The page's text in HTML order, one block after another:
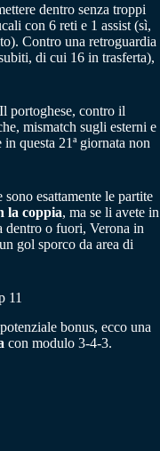
dentro senza troppi
con 6 reti e 1 assist (sì,
Contro una retroguardia
di cui 16 in trasferta),
portoghese, contro il
mismatch sugli esterni e
questa 21ª giornata non
sono esattamente le partite
la coppia, ma se li avete in
dentro o fuori, Verona in
gol sporco da area di
11
bonus, ecco una
con modulo 3-4-3.